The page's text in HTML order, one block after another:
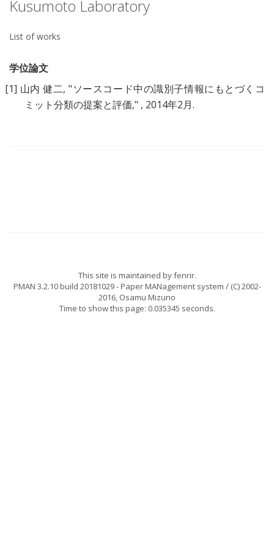
Kusumoto Laboratory
List of works
学位論文
[1] 山内 健二, "ソースコード中の識別子情報にもとづくコ
ミット分類の提案と評価," , 2014年2月.
This site is maintained byfenrir.
PMAN 3.2.10 build 20181029- Paper MANagement system / (C) 2002-
2016, Osamu Mizuno
Time to show this page: 0.035345 seconds.